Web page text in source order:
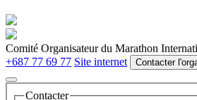
Comité Organisateur du Marathon
+687 77 69 77 Site internet Contacter